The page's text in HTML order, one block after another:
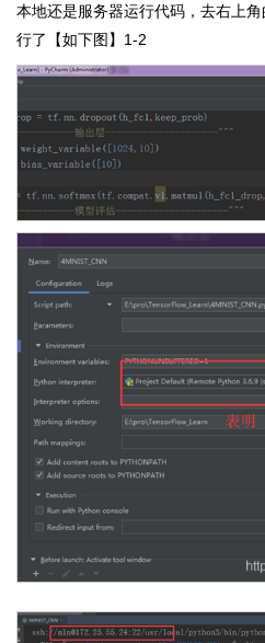
本地还是服务器运行代码，去右上
行了【如下图】1-2